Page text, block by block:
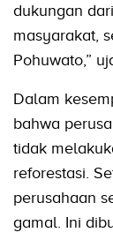
dukungan
masyarakat,
Pohuwato,”
Dalam
bahwa
tidak
reforestasi.
perusahaan
gamal. Ini